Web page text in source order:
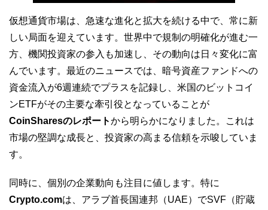
仮想通貨市場は、急速な進化と拡大を続ける中で、常に新
しい局面を迎えています。世界中で規制の明確化が進む一
方、機関投資家の参入も加速し、その動向は日々変化に富
んでいます。最近のニュースでは、暗号資産ファンドへの
資金流入が6週連続でプラスを記録し、米国のビットコイ
ンETFがその主要な牽引役となっていることが
CoinSharesのレポートから明らかになりました。これは
市場の堅調な成長と、投資家の高まる信頼を示唆していま
す。
同時に、個別の企業動向も注目に値します。特に
Crypto.comは、アラブ首長国連邦（UAE）でSVF（貯蔵